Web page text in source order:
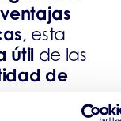
ventajas
, esta
útil de las
de